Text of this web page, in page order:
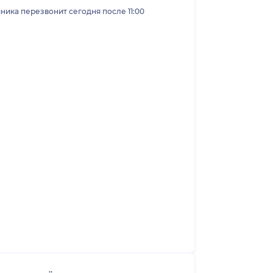
перезвонит сегодня после 11:00